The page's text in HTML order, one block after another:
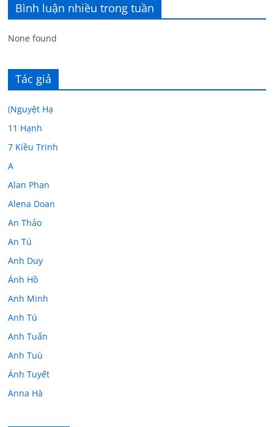
Bình luận nhiều trong tuần
None found
Tác giả
(Nguyệt Hạ
11 Hạnh
7 Kiều Trinh
A
Alan Phan
Alena Doan
An Thảo
An Tú
Anh Duy
Ánh Hồ
Anh Minh
Anh Tú
Anh Tuấn
Anh Tuù
Ánh Tuyết
Anna Hà